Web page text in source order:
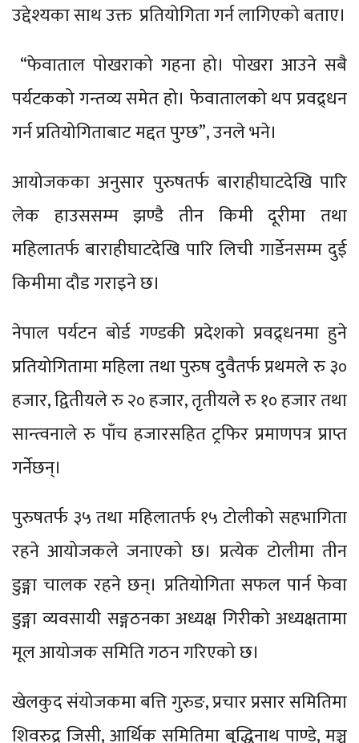
उद्देश्यका साथ उक्त प्रतियोगिता गर्न लागिएको बताए।
“फेवाताल पोखराको गहना हो। पोखरा आउने सबै
पर्यटकको गन्तव्य समेत हो। फेवातालको थप प्रवद्र्धन
गर्न प्रतियोगिताबाट मद्दत पुग्छ”, उनले भने।
आयोजकका अनुसार पुरुषतर्फ बाराहीघाटदेखि पारि
लेक हाउससम्म झण्डै तीन किमी दूरीमा तथा
महिलातर्फ बाराहीघाटदेखि पारि लिची गार्डेनसम्म दुई
किमीमा दौड गराइने छ।
नेपाल पर्यटन बोर्ड गण्डकी प्रदेशको प्रवद्र्धनमा हुने
प्रतियोगितामा महिला तथा पुरुष दुवैतर्फ प्रथमले रु ३०
हजार, द्वितीयले रु २० हजार, तृतीयले रु १० हजार तथा
सान्त्वनाले रु पाँच हजारसहित ट्रफिर प्रमाणपत्र प्राप्त
गर्नेछन्।
पुरुषतर्फ ३५ तथा महिलातर्फ १५ टोलीको सहभागिता
रहने आयोजकले जनाएको छ। प्रत्येक टोलीमा तीन
डुङ्गा चालक रहने छन्। प्रतियोगिता सफल पार्न फेवा
डुङ्गा व्यवसायी सङ्गठनका अध्यक्ष गिरीको अध्यक्षतामा
मूल आयोजक समिति गठन गरिएको छ।
खेलकुद संयोजकमा बत्ति गुरुङ, प्रचार प्रसार समितिमा
शिवरुद्र जिसी, आर्थिक समितिमा बुद्धिनाथ पाण्डे, मञ्च